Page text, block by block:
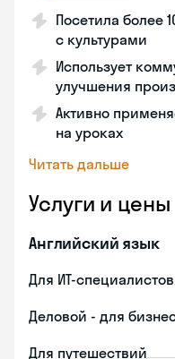
Посетила более
с культурами
Использует
улучшения
Активно
на уроках
Читать дальше
Услуги и цены
Английский язык
Для ИТ-специалистов
Деловой - для
Для путешествий